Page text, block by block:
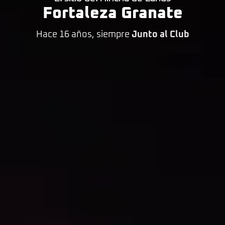
Fortaleza Granate
Hace 16 años, siempre Junto al Club